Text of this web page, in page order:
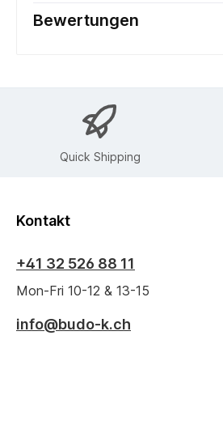
Bewertungen
Quick Shipping
Kontakt
+41 32 526 88 11
Mon-Fri 10-12 & 13-15
info@budo-k.ch